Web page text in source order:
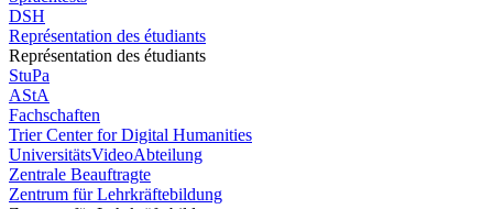
DSH
Représentation des étudiants
Représentation des étudiants
StuPa
AStA
Fachschaften
Trier Center for Digital Humanities
UniversitätsVideoAbteilung
Zentrale Beauftragte
Zentrum für Lehrkräftebildung